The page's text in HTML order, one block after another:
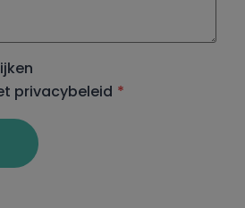
privacybeleid *